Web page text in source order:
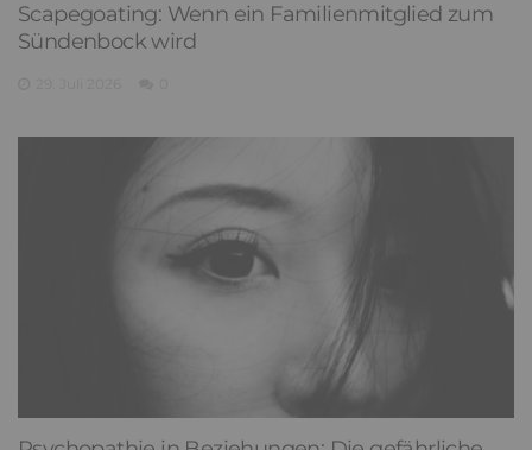
Scapegoating: Wenn ein Familienmitglied zum
Sündenbock wird